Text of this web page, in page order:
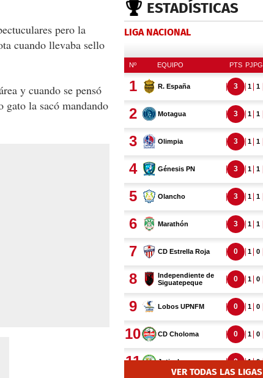
pero la
cuando llevaba sello
y cuando se pensó
gato la sacó mandando
ESTADÍSTICAS
LIGA NACIONAL
VER TODAS LAS LIGAS